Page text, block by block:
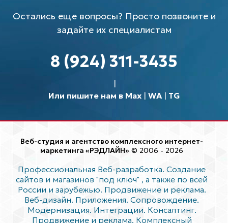
Остались еще вопросы? Просто позвоните и
задайте их специалистам
8 (924) 311-3435
Или пишите нам в Max| WA| TG
Веб-студия и агентство комплексного интернет-
маркетинга «РЭДЛАЙН» © 2006 - 2026
Профессиональная Веб-разработка. Создание
сайтов и магазинов "под ключ" , а также по всей
России и зарубежью. Продвижение и реклама.
Веб-дизайн. Приложения. Сопровождение.
Модернизация. Интеграции. Консалтинг.
Продвижение и реклама. Комплексный